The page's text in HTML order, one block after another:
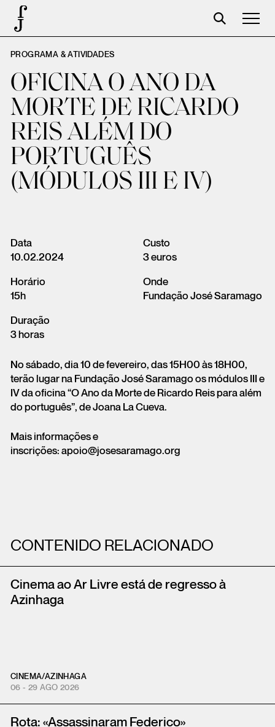
José Saramago
Programación
La Fundación
Aparceros
Centenario
Tienda
Acceso
PROGRAMA & ATIVIDADES
OFICINA O ANO DA
MORTE DE RICARDO
REIS ALÉM DO
PORTUGUÊS
(MÓDULOS III E IV)
Data
10.02.2024
Horário
15h
Duração
3 horas
Custo
3 euros
Onde
Fundação José Saramago
No sábado, dia 10 de fevereiro, das 15H00 às 18H00,
terão lugar na Fundação José Saramago os módulos III e
IV da oficina “O Ano da Morte de Ricardo Reis para além
do português”, de Joana La Cueva.
Mais informações e
inscrições: apoio@josesaramago.org
CONTENIDO RELACIONADO
Cinema ao Ar Livre está de regresso à
Azinhaga
CINEMA/AZINHAGA
06 - 29 AGO 2026
Rota: «Assassinaram Federico»